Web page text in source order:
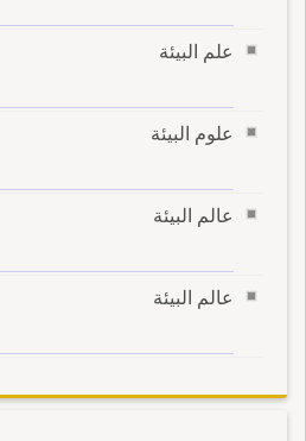
علم البيئة
علوم البيئة
عالم البيئة
عالم البيئة